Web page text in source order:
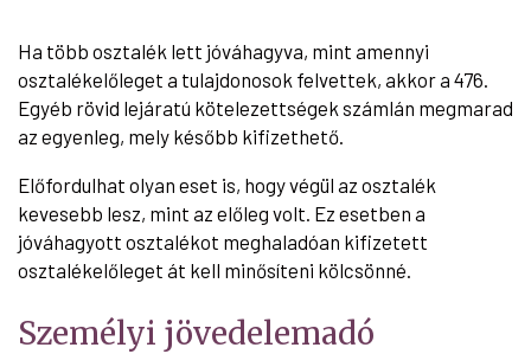
Ha több osztalék lett jóváhagyva, mint amennyi
osztalékelőleget a tulajdonosok felvettek, akkor a 476.
Egyéb rövid lejáratú kötelezettségek számlán megmarad
az egyenleg, mely később kifizethető.
Előfordulhat olyan eset is, hogy végül az osztalék
kevesebb lesz, mint az előleg volt. Ez esetben a
jóváhagyott osztalékot meghaladóan kifizetett
osztalékelőleget át kell minősíteni kölcsönné.
Személyi jövedelemadó